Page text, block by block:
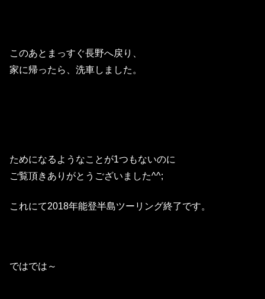
このあとまっすぐ長野へ戻り、
家に帰ったら、洗車しました。
ためになるようなことが1つもないのに
ご覧頂きありがとうございました^^;
これにて2018年能登半島ツーリング終了です。
ではでは～